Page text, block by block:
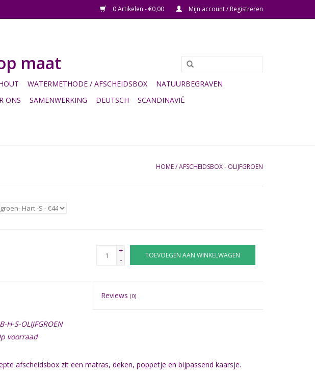
0 Artikelen - €0,00 Mijn account / Registreren
maat
WATERMETHODE / AFSCHEIDSBOX
NATUURBEGRAVEN
ONS SAMENWERKING DEUTSCH SCANDINAVIË
HOME/AFSCHEIDSBOX - OLIJFGROEN
+
-
TOEVOEGEN AAN WINKELWAGEN
Reviews(0)
H-S-OLIJFGROEN
voorraad
afscheidsbox zit een matras, deken, poppetje en bijpassend kaarsje.